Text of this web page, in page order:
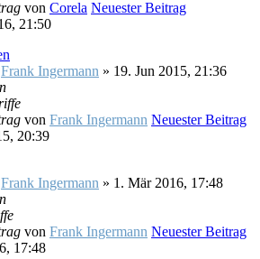
von Corela Neuester Beitrag
21:50
Frank Ingermann » 19. Jun 2015, 21:36
von Frank Ingermann Neuester Beitrag
20:39
Frank Ingermann » 1. Mär 2016, 17:48
von Frank Ingermann Neuester Beitrag
17:48